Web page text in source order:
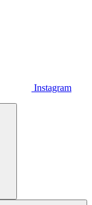
Instagram